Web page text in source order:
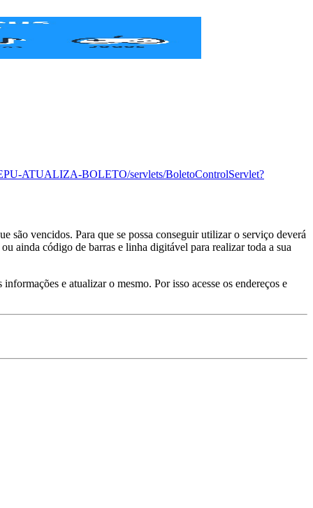
ATUALIZA-BOLETO/servlets/BoletoControlServlet?
são vencidos. Para que se possa conseguir utilizar o serviço deverá
ainda código de barras e linha digitável para realizar toda a sua
e atualizar o mesmo. Por isso acesse os endereços e